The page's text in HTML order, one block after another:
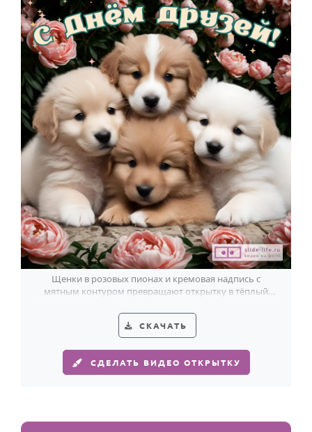
По годам
Щенки в розовых пионах и кремовая надпись с
мятным контуром превращают открытку в тёплый
СКАЧАТЬ
СДЕЛАТЬ ВИДЕО ОТКРЫТКУ